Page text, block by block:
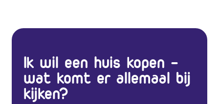
Ik wil een huis kopen -
wat komt er allemaal bij
kijken?